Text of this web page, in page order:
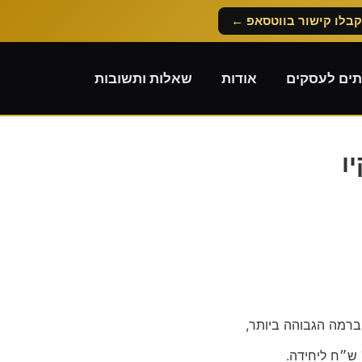
קבלו קישור בווטסאפ ←
לעסקים אודות שאלות ותשובות
הגבוהה ביותר,